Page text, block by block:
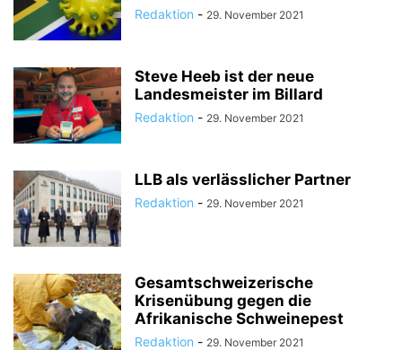
Redaktion - 29. November 2021
Steve Heeb ist der neue
Landesmeister im Billard
Redaktion - 29. November 2021
LLB als verlässlicher Partner
Redaktion - 29. November 2021
Gesamtschweizerische
Krisenübung gegen die
Afrikanische Schweinepest
Redaktion - 29. November 2021